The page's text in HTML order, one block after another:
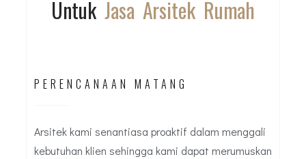
UntukJasa Arsitek Rumah
PERENCANAAN MATANG
Arsitek kami senantiasa proaktif dalam menggali
kebutuhan klien sehingga kami dapat merumuskan